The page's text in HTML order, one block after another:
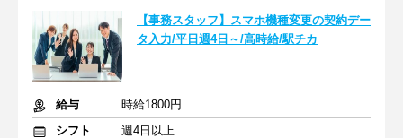
【事務スタッフ】スマホ機種変更の契約デー
タ入力/平日週4日～/高時給/駅チカ
給与
時給1800円
シフト
週4日以上